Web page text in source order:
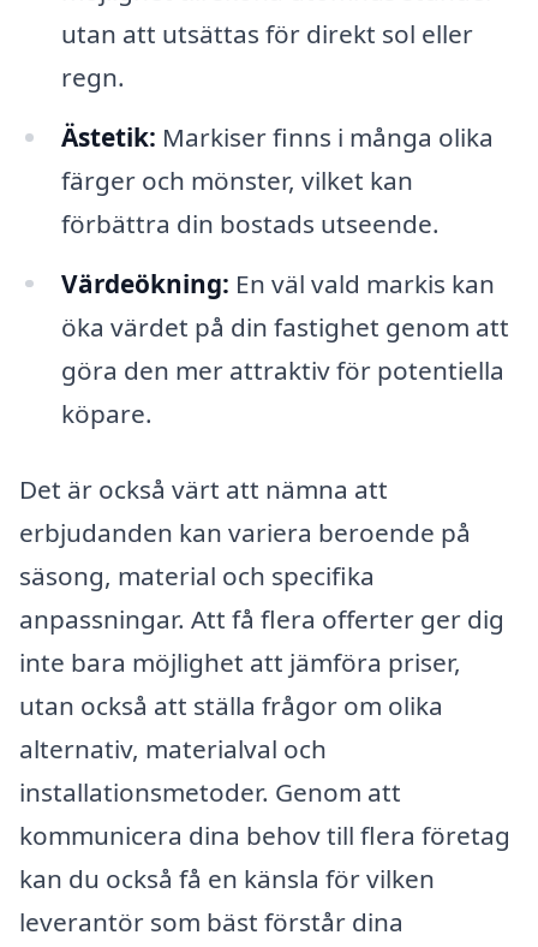
utan att utsättas för direkt sol eller
regn.
Ästetik: Markiser finns i många olika
färger och mönster, vilket kan
förbättra din bostads utseende.
Värdeökning: En väl vald markis kan
öka värdet på din fastighet genom att
göra den mer attraktiv för potentiella
köpare.
Det är också värt att nämna att
erbjudanden kan variera beroende på
säsong, material och specifika
anpassningar. Att få flera offerter ger dig
inte bara möjlighet att jämföra priser,
utan också att ställa frågor om olika
alternativ, materialval och
installationsmetoder. Genom att
kommunicera dina behov till flera företag
kan du också få en känsla för vilken
leverantör som bäst förstår dina